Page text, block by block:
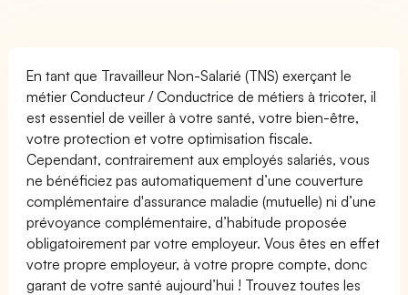
En tant que Travailleur Non-Salarié (TNS) exerçant le
métier Conducteur / Conductrice de métiers à tricoter, il
est essentiel de veiller à votre santé, votre bien-être,
votre protection et votre optimisation fiscale.
Cependant, contrairement aux employés salariés, vous
ne bénéficiez pas automatiquement d’une couverture
complémentaire d'assurance maladie (mutuelle) ni d’une
prévoyance complémentaire, d’habitude proposée
obligatoirement par votre employeur. Vous êtes en effet
votre propre employeur, à votre propre compte, donc
garant de votre santé aujourd’hui ! Trouvez toutes les